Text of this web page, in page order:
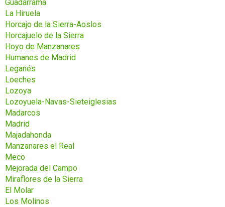
Guadarrama
La Hiruela
Horcajo de la Sierra-Aoslos
Horcajuelo de la Sierra
Hoyo de Manzanares
Humanes de Madrid
Leganés
Loeches
Lozoya
Lozoyuela-Navas-Sieteiglesias
Madarcos
Madrid
Majadahonda
Manzanares el Real
Meco
Mejorada del Campo
Miraflores de la Sierra
El Molar
Los Molinos